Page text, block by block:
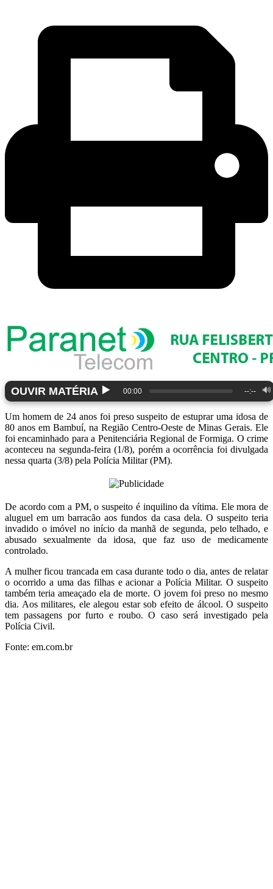
OUVIR MATÉRIA ▶️ 00:00 --:-- 🔊
Um homem de 24 anos foi preso suspeito de estuprar uma idosa de
80 anos em Bambuí, na Região Centro-Oeste de Minas Gerais. Ele
foi encaminhado para a Penitenciária Regional de Formiga. O crime
aconteceu na segunda-feira (1/8), porém a ocorrência foi divulgada
nessa quarta (3/8) pela Polícia Militar (PM).
De acordo com a PM, o suspeito é inquilino da vítima. Ele mora de
aluguel em um barracão aos fundos da casa dela. O suspeito teria
invadido o imóvel no início da manhã de segunda, pelo telhado, e
abusado sexualmente da idosa, que faz uso de medicamente
controlado.
A mulher ficou trancada em casa durante todo o dia, antes de relatar
o ocorrido a uma das filhas e acionar a Polícia Militar. O suspeito
também teria ameaçado ela de morte. O jovem foi preso no mesmo
dia. Aos militares, ele alegou estar sob efeito de álcool. O suspeito
tem passagens por furto e roubo. O caso será investigado pela
Polícia Civil.
Fonte: em.com.br